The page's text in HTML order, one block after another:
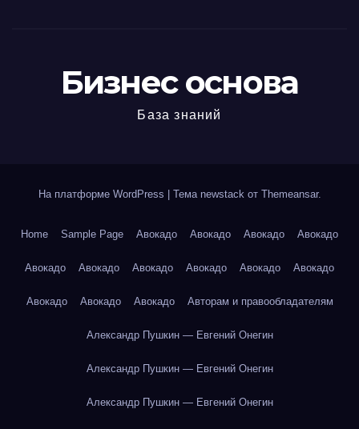
Бизнес основа
База знаний
На платформе WordPress Тема newstack от Themeansar.
Home Sample Page Авокадо Авокадо Авокадо Авокадо
Авокадо Авокадо Авокадо Авокадо Авокадо Авокадо
Авокадо Авокадо Авокадо Авторам и правообладателям
Александр Пушкин — Евгений Онегин
Александр Пушкин — Евгений Онегин
Александр Пушкин — Евгений Онегин